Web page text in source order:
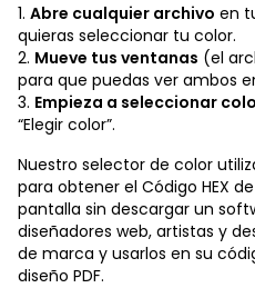
1. Abre cualquier archivo en
quieras seleccionar tu color.
2. Mueve tus ventanas (el
para que puedas ver ambos
3. Empieza a seleccionar
“Elegir color”.
Nuestro selector de color
para obtener el Código HEX
pantalla sin descargar un
diseñadores web, artistas y
de marca y usarlos en su
diseño PDF.